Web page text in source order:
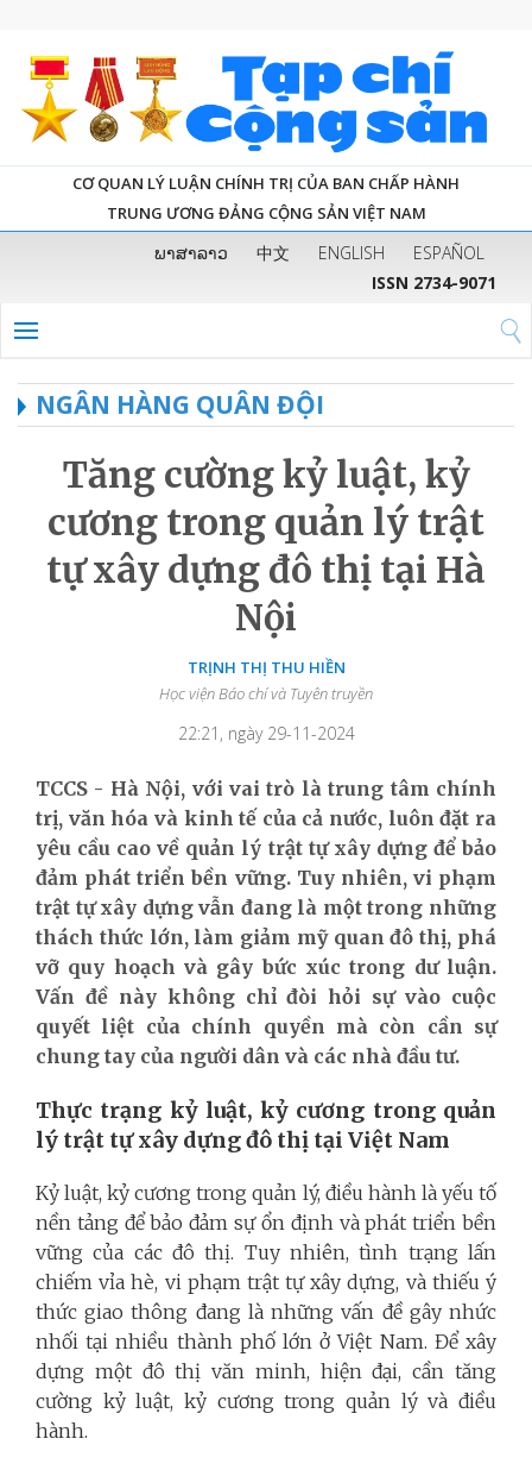
CƠ QUAN LÝ LUẬN CHÍNH TRỊ CỦA BAN CHẤP HÀNH
TRUNG ƯƠNG ĐẢNG CỘNG SẢN VIỆT NAM
ພາສາລາວ 中文 ENGLISH
ESPAÑOL
ISSN 2734-9071
NGÂN HÀNG QUÂN ĐỘI
Tăng cường kỷ luật, kỷ
cương trong quản lý trật
tự xây dựng đô thị tại Hà
Nội
TRỊNH THỊ THU HIỀN
Học viện Báo chí và Tuyên truyền
22:21, ngày 29-11-2024
TCCS - Hà Nội, với vai trò là trung tâm chính
trị, văn hóa và kinh tế của cả nước, luôn đặt ra
yêu cầu cao về quản lý trật tự xây dựng để bảo
đảm phát triển bền vững. Tuy nhiên, vi phạm
trật tự xây dựng vẫn đang là một trong những
thách thức lớn, làm giảm mỹ quan đô thị, phá
vỡ quy hoạch và gây bức xúc trong dư luận.
Vấn đề này không chỉ đòi hỏi sự vào cuộc
quyết liệt của chính quyền mà còn cần sự
chung tay của người dân và các nhà đầu tư.
Thực trạng kỷ luật, kỷ cương trong quản
lý trật tự xây dựng đô thị tại Việt Nam
Kỷ luật, kỷ cương trong quản lý, điều hành là yếu tố
nền tảng để bảo đảm sự ổn định và phát triển bền
vững của các đô thị. Tuy nhiên, tình trạng lấn
chiếm vỉa hè, vi phạm trật tự xây dựng, và thiếu ý
thức giao thông đang là những vấn đề gây nhức
nhối tại nhiều thành phố lớn ở Việt Nam. Để xây
dựng một đô thị văn minh, hiện đại, cần tăng
cường kỷ luật, kỷ cương trong quản lý và điều
hành.